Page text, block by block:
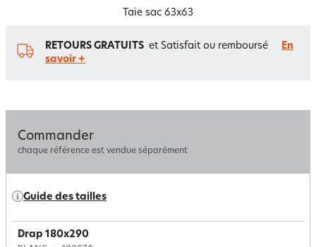
Taie sac 63x63
RETOURS GRATUITS et Satisfait ou remboursé
En
savoir +
Commander
chaque référence est vendue séparément
Guide des tailles
Drap 180x290